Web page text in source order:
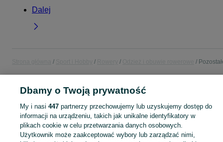
Dalej
POLSKA
KATEGORIA
Zobacz
Dbamy o Twoją prywatność
My i nasi 447partnerzy przechowujemy lub uzyskujemy dostęp do
informacji na urządzeniu, takich jak unikalne identyfikatory w
plikach cookie w celu przetwarzania danych osobowych.
Użytkownik może zaakceptować wybory lub zarządzać nimi,